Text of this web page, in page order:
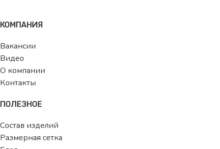
КОМПАНИЯ
Вакансии
Видео
О компании
Контакты
ПОЛЕЗНОЕ
Состав изделий
Размерная сетка